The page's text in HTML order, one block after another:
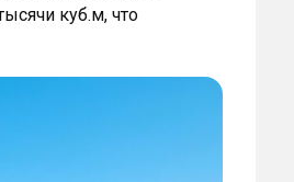
куб.м, что